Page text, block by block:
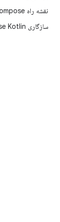
نقشه راه jetpack Compose
سازگاری Jetpack Compose Kotlin